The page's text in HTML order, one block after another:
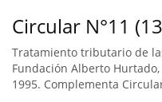
Circular N°11
Tratamiento tributario de
Fundación Alberto
1995. Complementa